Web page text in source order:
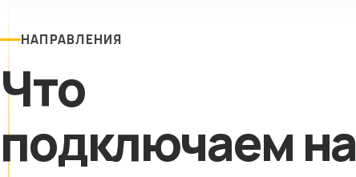
НАПРАВЛЕНИЯ
Что
подключаем на